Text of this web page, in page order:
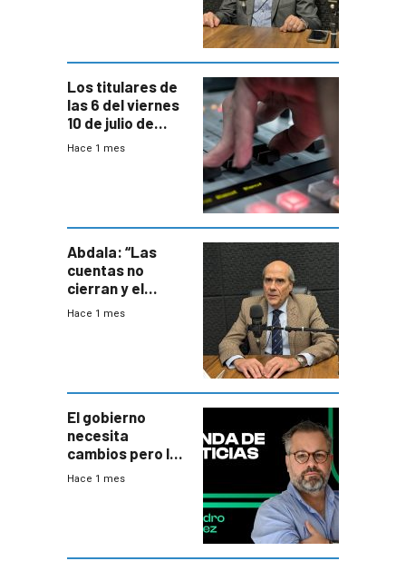
Los titulares de
las 6 del viernes
10 de julio de
2026
Hace 1 mes
Abdala: “Las
cuentas no
cierran y el
balance del
Hace 1 mes
El gobierno
necesita
cambios pero los
ministros tienen
Hace 1 mes